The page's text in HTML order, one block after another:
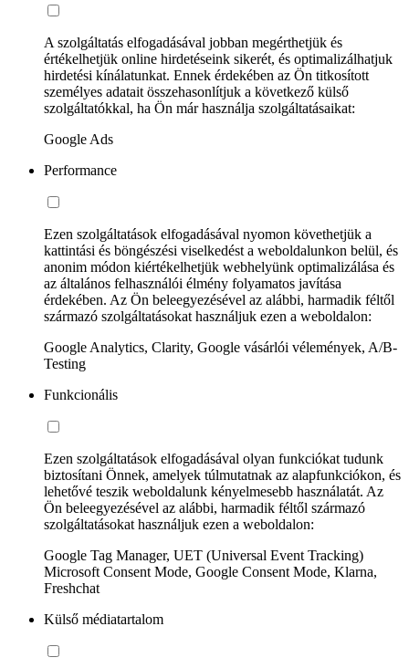
A szolgáltatás elfogadásával jobban megérthetjük és
értékelhetjük online hirdetéseink sikerét, és optimalizálhatjuk
hirdetési kínálatunkat. Ennek érdekében az Ön titkosított
személyes adatait összehasonlítjuk a következő külső
szolgáltatókkal, ha Ön már használja szolgáltatásaikat:
Google Ads
Performance
Ezen szolgáltatások elfogadásával nyomon követhetjük a
kattintási és böngészési viselkedést a weboldalunkon belül, és
anonim módon kiértékelhetjük webhelyünk optimalizálása és
az általános felhasználói élmény folyamatos javítása
érdekében. Az Ön beleegyezésével az alábbi, harmadik féltől
származó szolgáltatásokat használjuk ezen a weboldalon:
Google Analytics, Clarity, Google vásárlói vélemények, A/B-
Testing
Funkcionális
Ezen szolgáltatások elfogadásával olyan funkciókat tudunk
biztosítani Önnek, amelyek túlmutatnak az alapfunkciókon, és
lehetővé teszik weboldalunk kényelmesebb használatát. Az
Ön beleegyezésével az alábbi, harmadik féltől származó
szolgáltatásokat használjuk ezen a weboldalon:
Google Tag Manager, UET (Universal Event Tracking)
Microsoft Consent Mode, Google Consent Mode, Klarna,
Freshchat
Külső médiatartalom